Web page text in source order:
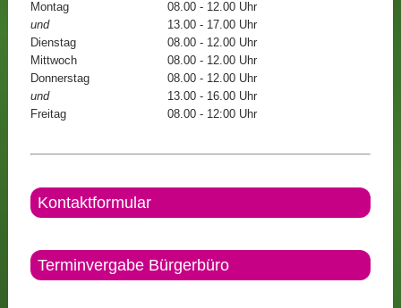
Montag
08.00 - 12.00 Uhr
und
13.00 - 17.00 Uhr
Dienstag
08.00 - 12.00 Uhr
Mittwoch
08.00 - 12.00 Uhr
Donnerstag
08.00 - 12.00 Uhr
und
13.00 - 16.00 Uhr
Freitag
08.00 - 12:00 Uhr
Kontaktformular
Terminvergabe Bürgerbüro